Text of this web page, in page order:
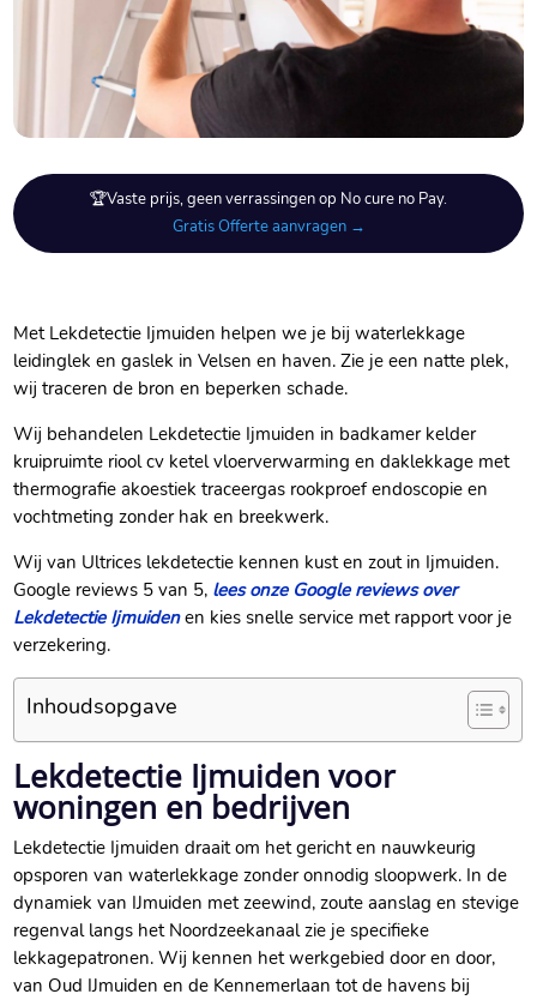
🏆Vaste prijs, geen verrassingen op No cure no Pay.
Gratis Offerte aanvragen →
Met Lekdetectie Ijmuiden helpen we je bij waterlekkage
leidinglek en gaslek in Velsen en haven.​ Zie je een natte plek,
wij traceren de bron en beperken schade.​
Wij behandelen Lekdetectie Ijmuiden in badkamer kelder
kruipruimte riool cv ketel vloerverwarming en daklekkage met
thermografie akoestiek traceergas rookproef endoscopie en
vochtmeting zonder hak en breekwerk.​
Wij van Ultrices lekdetectie kennen kust en zout in Ijmuiden.​
Google reviews 5 van 5, lees onze Google reviews over
Lekdetectie Ijmuidenen kies snelle service met rapport voor je
verzekering.​
Inhoudsopgave
Lekdetectie Ijmuiden voor
woningen en bedrijven
Lekdetectie Ijmuiden draait om het gericht en nauwkeurig
opsporen van waterlekkage zonder onnodig sloopwerk.​ In de
dynamiek van IJmuiden met zeewind, zoute aanslag en stevige
regenval langs het Noordzeekanaal zie je specifieke
lekkagepatronen.​ Wij kennen het werkgebied door en door,
van Oud IJmuiden en de Kennemerlaan tot de havens bij